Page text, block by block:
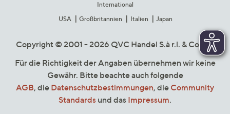
International
USA
Großbritannien Italien Japan
Copyright © 2001 - 2026 QVC Handel S.à r.l. & Co. KG
Für die Richtigkeit der Angaben übernehmen wir keine
Gewähr. Bitte beachte auch folgende
AGB, die Datenschutzbestimmungen, die Community
Standards und das Impressum.